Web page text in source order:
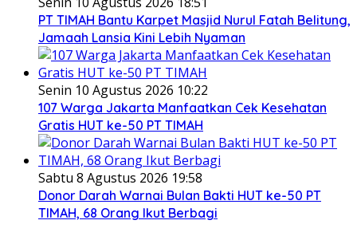
PT TIMAH Bantu Karpet Masjid Nurul Fatah Belitung,
Jamaah Lansia Kini Lebih Nyaman
Senin 10 Agustus 2026 10:22
107 Warga Jakarta Manfaatkan Cek Kesehatan
Gratis HUT ke-50 PT TIMAH
Sabtu 8 Agustus 2026 19:58
Donor Darah Warnai Bulan Bakti HUT ke-50 PT
TIMAH, 68 Orang Ikut Berbagi